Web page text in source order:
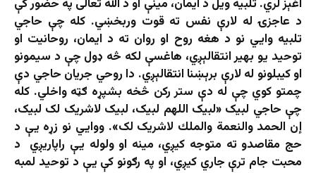
اغېز لري. تلبیه ویل د ایمان، مینې او د الله تعالی په حضور کې
د عاجزۍ له لارې نفس ته قوت وربخښي. کله چې حاجي
تلبیه وایي نو د هغه روح او روان ته د ایمان، روحانیت او
توحید یو بهیر انتقالېږي، هاغسې لکه څه ډول چې د سیمونو
او کیبلونو له لارې برېښنا انتقالېږي. دا روحي جریان حاجي دې
چمتو کوي چې له دې ستر رکن څخه بشپړه ګټه واخلي. کله
چې حاجي لبیک «لبیک اللهم لبیک، لبیک لاشریک لک لبیک،
إن الحمد والنعمة والملك لاشریک لک». ووایي نو زړه یې د
حج مقاصدو ته متوجه کیږي، مینه او ولوله یې راپاریږي د
محبت جام ترې جاري کیږي، او په رګونو کې یې د توحید لمبه